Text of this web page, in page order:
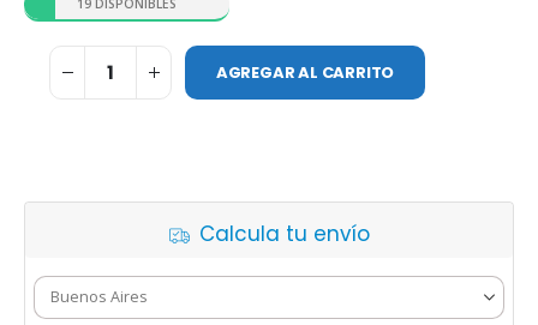
19 DISPONIBLES
AGREGAR AL CARRITO
Calcula tu envío